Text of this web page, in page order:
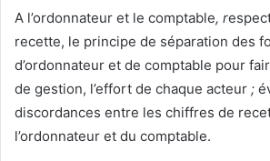
A l’ordonnateur et le comptable, r
recette, le principe de séparation des
d’ordonnateur et de comptable pour
de gestion, l’effort de chaque acteur ;
discordances entre les chiffres de
l’ordonnateur et du comptable.